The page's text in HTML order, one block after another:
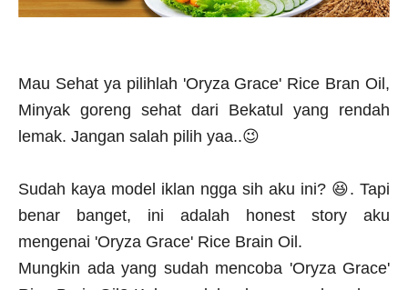
Mau Sehat ya pilihlah 'Oryza Grace' Rice Bran Oil,
Minyak goreng sehat dari Bekatul yang rendah
lemak. Jangan salah pilih yaa..😉
Sudah kaya model iklan ngga sih aku ini? 😆. Tapi
benar banget, ini adalah honest story aku
mengenai 'Oryza Grace' Rice Brain Oil.
Mungkin ada yang sudah mencoba 'Oryza Grace'